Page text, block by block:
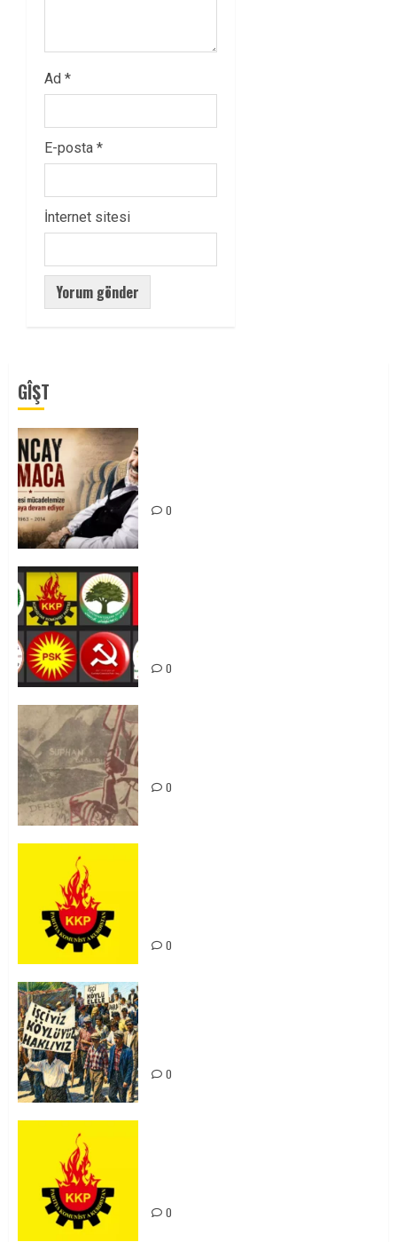
Ad *
E-posta *
İnternet sitesi
GÎŞT
0
0
0
0
0
0